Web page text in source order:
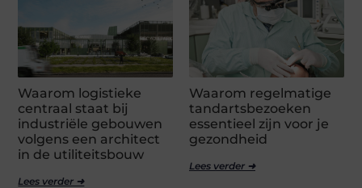
Waarom logistieke
centraal staat bij
industriële gebouwen
volgens een architect
in de utiliteitsbouw
Lees verder ➜
Waarom regelmatige
tandartsbezoeken
essentieel zijn voor je
gezondheid
Lees verder ➜